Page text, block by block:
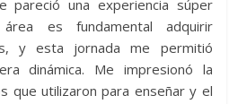
pareció una experiencia súper
es fundamental adquirir
y esta jornada me permitió
dinámica. Me impresionó la
que utilizaron para enseñar y el